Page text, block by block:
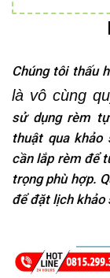
Chúng tôi thấu
là vô cùng
sử dụng rèm
thuật qua
cần lắp rèm để
trọng phù hợp.
để đặt lịch khảo